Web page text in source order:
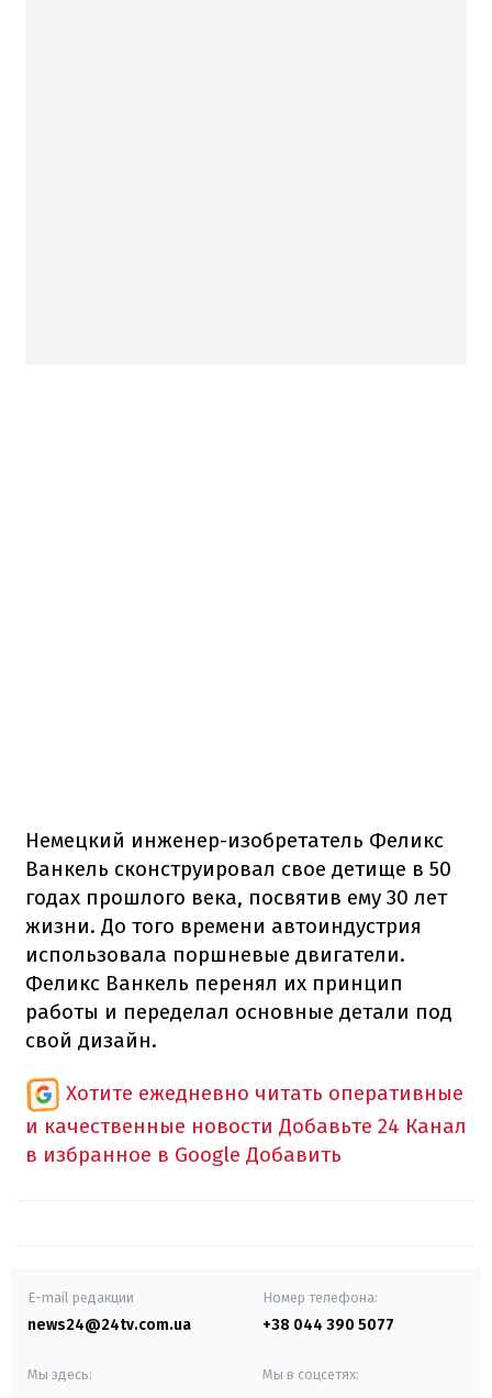
Немецкий инженер-изобретатель Феликс
Ванкель сконструировал свое детище в 50
годах прошлого века, посвятив ему 30 лет
жизни. До того времени автоиндустрия
использовала поршневые двигатели.
Феликс Ванкель перенял их принцип
работы и переделал основные детали под
свой дизайн.
Хотите ежедневно читать оперативные
и качественные новости Добавьте 24 Канал
в избранное в Google Добавить
E-mail редакции
news24@24tv.com.ua
Номер телефона:
+38 044 390 5077
Мы здесь: Мы в соцсетях: